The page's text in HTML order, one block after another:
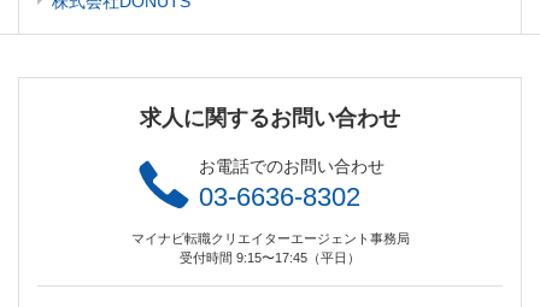
求人に関するお問い合わせ
お電話でのお問い合わせ
03-6636-8302
マイナビ転職クリエイターエージェント事務局
受付時間 9:15〜17:45（平日）